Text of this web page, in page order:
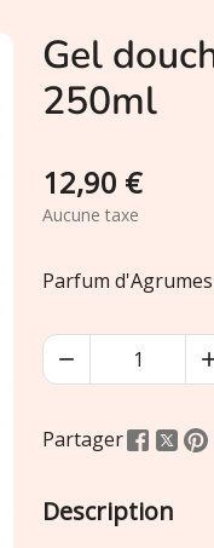
Gel
250ml
12,90 €
Aucune taxe
Parfum

Partager
Description